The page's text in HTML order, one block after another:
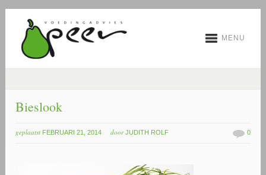
MENU
Bieslook
geplaatst FEBRUARI 21, 2014 door JUDITH ROLF 0